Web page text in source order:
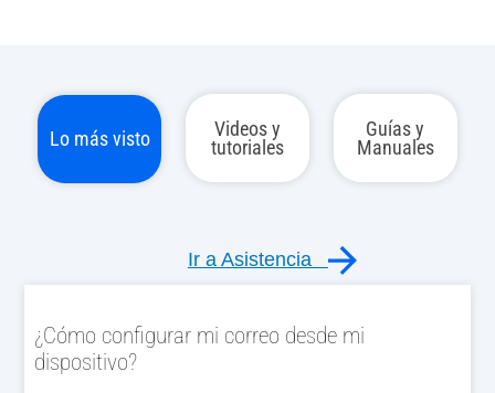
Lo más visto
Videos y
tutoriales
Guías y
Manuales
Ir a Asistencia
¿Cómo configurar mi correo desde mi
dispositivo?